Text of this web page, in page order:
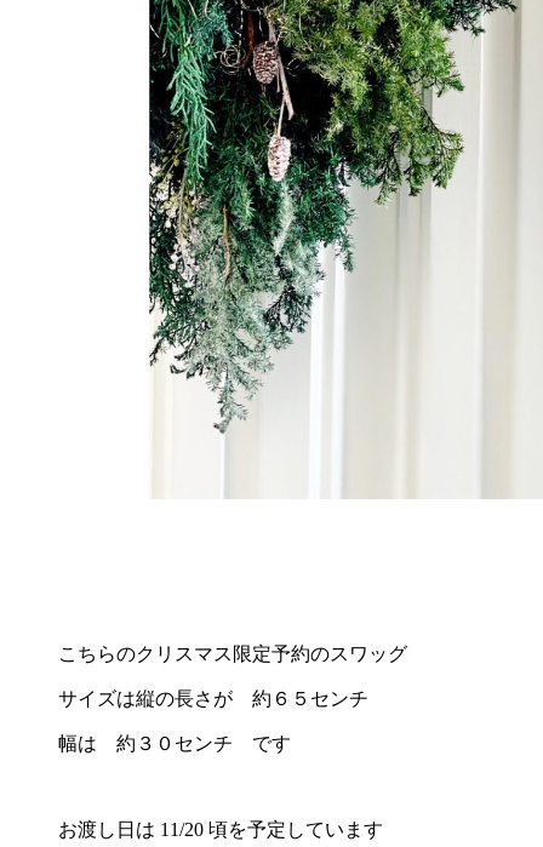
こちらのクリスマス限定予約のスワッグ
サイズは縦の長さが 約６５センチ
幅は 約３０センチ です
お渡し日は 11/20 頃を予定しています